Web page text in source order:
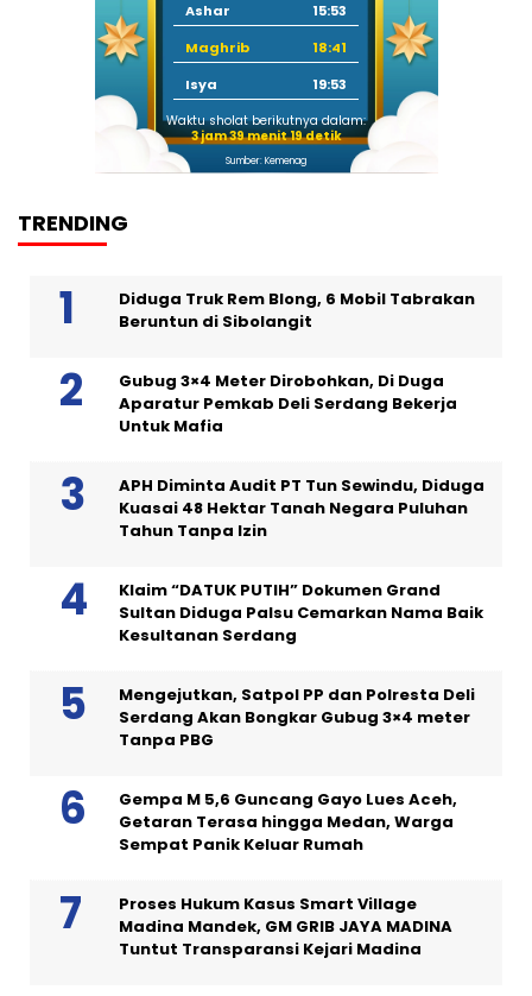
Ashar
15:53
Maghrib
18:41
Isya
19:53
Waktu sholat berikutnya dalam:
3 jam 39 menit 18 detik
Sumber: Kemenag
TRENDING
Diduga Truk Rem Blong, 6 Mobil Tabrakan
Beruntun di Sibolangit
Gubug 3×4 Meter Dirobohkan, Di Duga
Aparatur Pemkab Deli Serdang Bekerja
Untuk Mafia
APH Diminta Audit PT Tun Sewindu, Diduga
Kuasai 48 Hektar Tanah Negara Puluhan
Tahun Tanpa Izin
Klaim “DATUK PUTIH” Dokumen Grand
Sultan Diduga Palsu Cemarkan Nama Baik
Kesultanan Serdang
Mengejutkan, Satpol PP dan Polresta Deli
Serdang Akan Bongkar Gubug 3×4 meter
Tanpa PBG
Gempa M 5,6 Guncang Gayo Lues Aceh,
Getaran Terasa hingga Medan, Warga
Sempat Panik Keluar Rumah
Proses Hukum Kasus Smart Village
Madina Mandek, GM GRIB JAYA MADINA
Tuntut Transparansi Kejari Madina